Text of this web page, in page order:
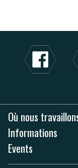
Où nous
Informations
Events